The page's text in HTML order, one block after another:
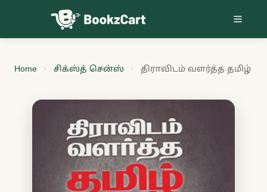
Skip to content
Home சிக்ஸ்த் சென்ஸ் திராவிடம் வளர்த்த தமிழ்